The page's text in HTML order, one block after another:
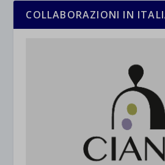
COLLABORAZIONI IN